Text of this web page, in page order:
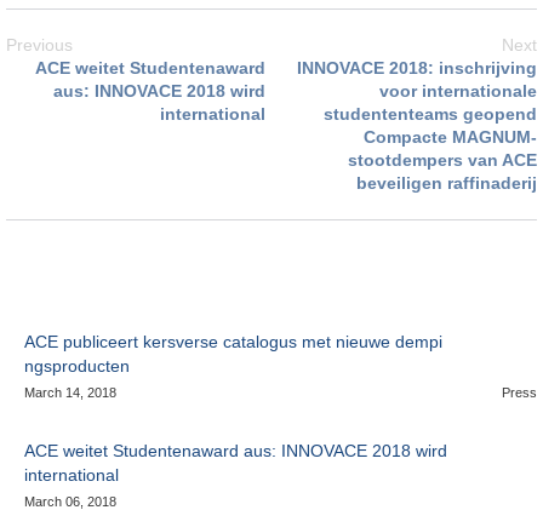
Previous
ACE weitet Studentenaward
aus: INNOVACE 2018 wird
international
Next
INNOVACE 2018: inschrijving
voor internationale
studententeams geopend
Compacte MAGNUM-
stootdempers van ACE
beveiligen raffinaderij
ACE publiceert kersverse catalogus met nieuwe dempi
ngsproducten
March 14, 2018 Press
ACE weitet Studentenaward aus: INNOVACE 2018 wird
international
March 06, 2018